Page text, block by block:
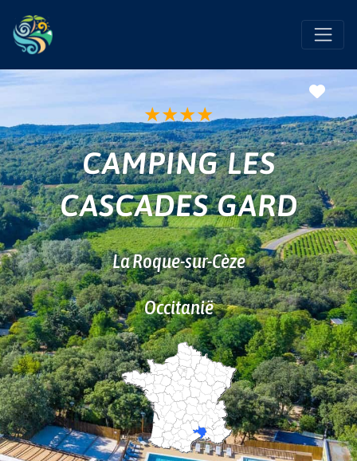
★★★★
CAMPING LES
CASCADES GARD
La Roque-sur-Cèze
Occitanië